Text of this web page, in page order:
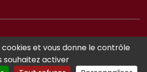
Je m'abonne
cookies et vous donne le contrôle
souhaitez activer